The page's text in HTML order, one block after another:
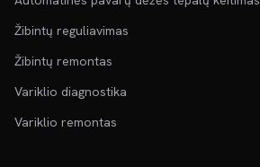
Žibintų reguliavimas
Žibintų remontas
Variklio diagnostika
Variklio remontas